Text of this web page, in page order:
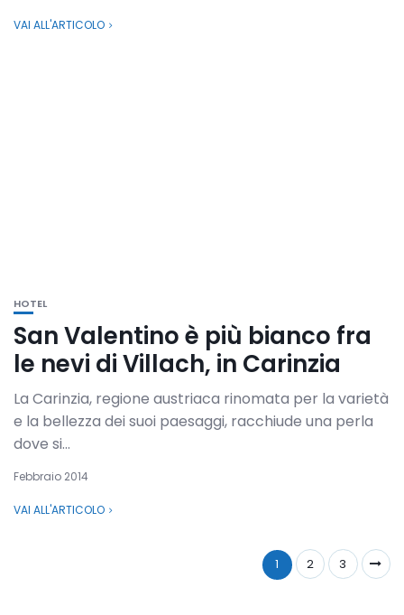
VAI ALL'ARTICOLO
HOTEL
San Valentino è più bianco fra
le nevi di Villach, in Carinzia
La Carinzia, regione austriaca rinomata per la varietà
e la bellezza dei suoi paesaggi, racchiude una perla
dove si...
Febbraio 2014
VAI ALL'ARTICOLO
1 2 3